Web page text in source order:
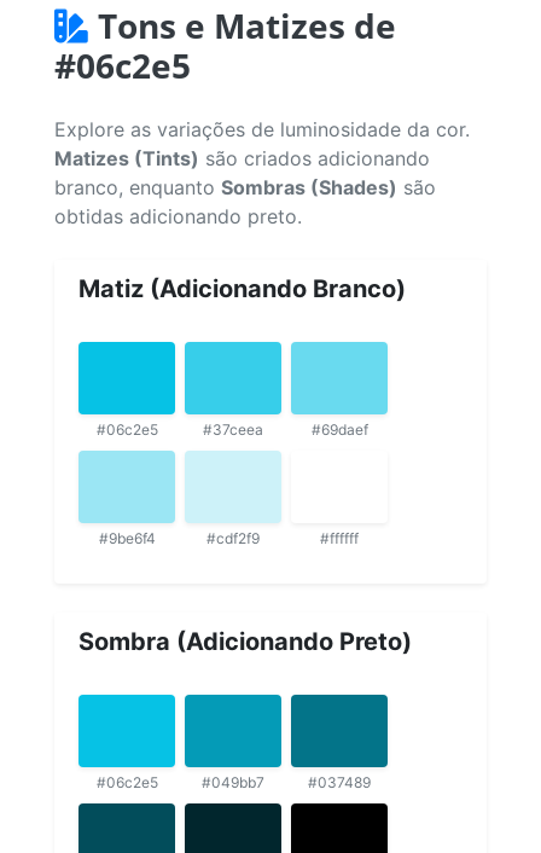
Tons e Matizes de
#06c2e5
Explore as variações de luminosidade da cor.
Matizes (Tints) são criados adicionando
branco, enquanto Sombras (Shades) são
obtidas adicionando preto.
Matiz (Adicionando Branco)
#06c2e5 #37ceea #69daef
#9be6f4 #cdf2f9 #ffffff
Sombra (Adicionando Preto)
#06c2e5 #049bb7 #037489